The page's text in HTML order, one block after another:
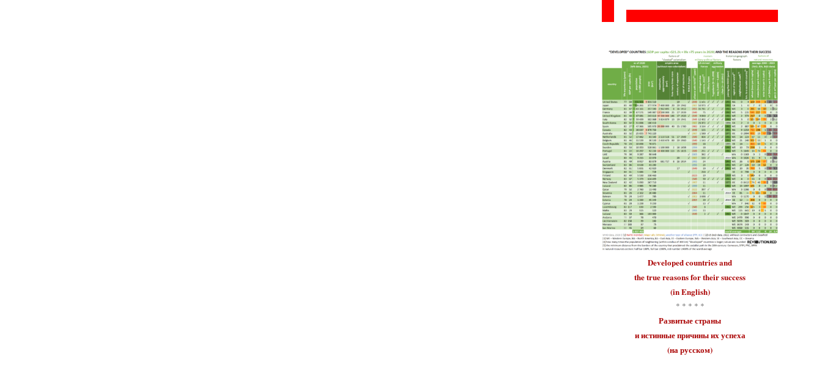
Developed countriesand
the true reasons for theirsuccess
(in English)
* * * * *
Развитые страны
и истинные причины их успеха
(на русском)